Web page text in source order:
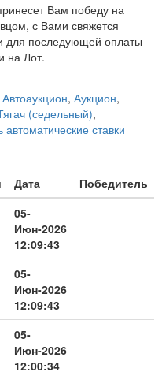
Вам победу на
с Вами свяжется
для последующей оплаты
на Лот.
Автоаукцион, Аукцион,
(седельный),
автоматические ставки
Дата
Победитель
05-
Июн-2026
12:09:43
05-
Июн-2026
12:09:43
05-
Июн-2026
12:00:34